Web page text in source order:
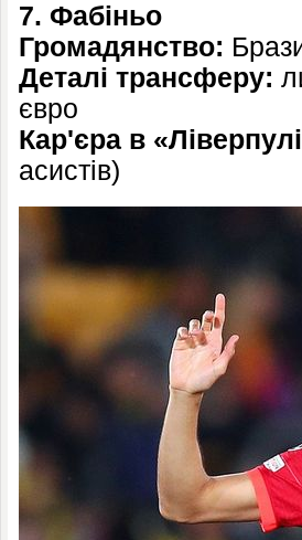
7. Фабіньо
Громадянство:
Деталі трансферу:
євро
Кар'єра в
асистів)